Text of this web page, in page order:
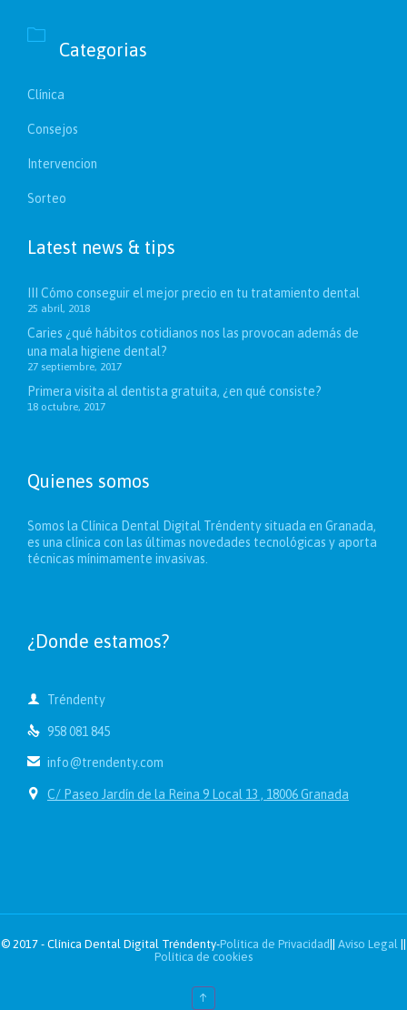

Categorias
Clínica
Consejos
Intervencion
Sorteo
Latest news & tips
III Cómo conseguir el mejor precio en tu tratamiento dental
25 abril, 2018
Caries ¿qué hábitos cotidianos nos las provocan además de
una mala higiene dental?
27 septiembre, 2017
Primera visita al dentista gratuita, ¿en qué consiste?
18 octubre, 2017
Quienes somos
Somos la Clínica Dental Digital Tréndenty situada en Granada,
es una clínica con las últimas novedades tecnológicas y aporta
técnicas mínimamente invasivas.
¿Donde estamos?
 Tréndenty
 958 081 845
 info@trendenty.com
 C/ Paseo Jardín de la Reina 9 Local 13 , 18006 Granada
© 2017 - Clínica Dental Digital Tréndenty-Política de Privacidad|| Aviso Legal ||
Política de cookies
↑